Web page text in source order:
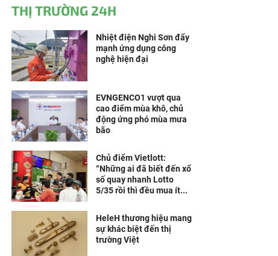
THỊ TRƯỜNG 24H
Nhiệt điện Nghi Sơn đẩy
mạnh ứng dụng công
nghệ hiện đại
EVNGENCO1 vượt qua
cao điểm mùa khô, chủ
động ứng phó mùa mưa
bão
Chủ điểm Vietlott:
“Những ai đã biết đến xổ
số quay nhanh Lotto
5/35 rồi thì đều mua ít...
HeleH thương hiệu mang
sự khác biệt đến thị
trường Việt